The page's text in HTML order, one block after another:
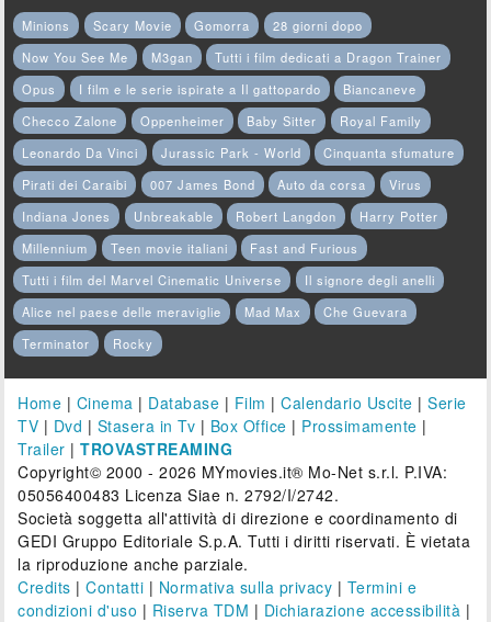
Minions Scary Movie Gomorra
28 giorni dopo
Now You See Me
M3gan
Tutti i film dedicati a Dragon Trainer
Opus
I film e le serie ispirate a Il gattopardo
Biancaneve
Checco Zalone
Oppenheimer Baby Sitter
Royal Family
Leonardo Da Vinci
Jurassic Park - World
Cinquanta sfumature
Pirati dei Caraibi
007 James Bond Auto da corsa
Virus
Indiana Jones
Unbreakable Robert Langdon
Harry Potter
Millennium
Teen movie italiani
Fast and Furious
Tutti i film del Marvel Cinematic Universe
Il signore degli anelli
Alice nel paese delle meraviglie
Mad Max
Che Guevara
Terminator
Rocky
Home | Cinema | Database | Film |Calendario Uscite |Serie
TV | Dvd | Stasera in Tv | Box Office | Prossimamente |
Trailer |TROVASTREAMING
Copyright© 2000 - 2026 MYmovies.it® Mo-Net s.r.l. P.IVA:
05056400483 Licenza Siae n. 2792/I/2742.
Società soggetta all'attività di direzione e coordinamento di
GEDI Gruppo Editoriale S.p.A. Tutti i diritti riservati. È vietata
la riproduzione anche parziale.
Credits |Contatti | Normativa sulla privacy | Termini e
condizioni d'uso | Riserva TDM | Dichiarazione accessibilità |